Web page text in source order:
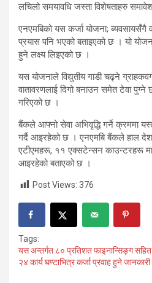
लचिलो समयावधि जस्ता विशेषताहरु
एनएमबिको यस कर्जा योजना; ब्यवसायसँगै
प्रयास पनि भएको बताइएको छ । यो
हुने लक्ष्य लिइएको छ ।
यस योजनाले विद्युतीय गाडी चढ्ने
वातावरणलाई दिगो बनाउन समेत टेवा पुग्ने
गरिएको छ ।
बैंकले आफ्नो सेवा अभिवृद्धि गर्ने क्रममा
गर्दै आइरहेको छ । एनएमबि बैंकले हाल
एटीएमहरू, ११ एक्सटेन्सन काउन्टरहरू
आइरहेको बताएको छ ।
Post Views: 376
Tags:
यस अन्तर्गत ८० प्रतिशत फाइनान्सिङ्ग
२४ कार्य घण्टाभित्र कर्जा प्रवाह हुने